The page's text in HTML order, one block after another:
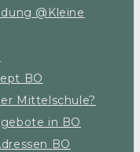
@Kleine
BO
Mittelschule?
in BO
BO